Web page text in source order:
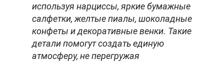
используя нарциссы, яркие бумажные
салфетки, желтые пиалы, шоколадные
конфеты и декоративные венки. Такие
детали помогут создать единую
атмосферу, не перегружая